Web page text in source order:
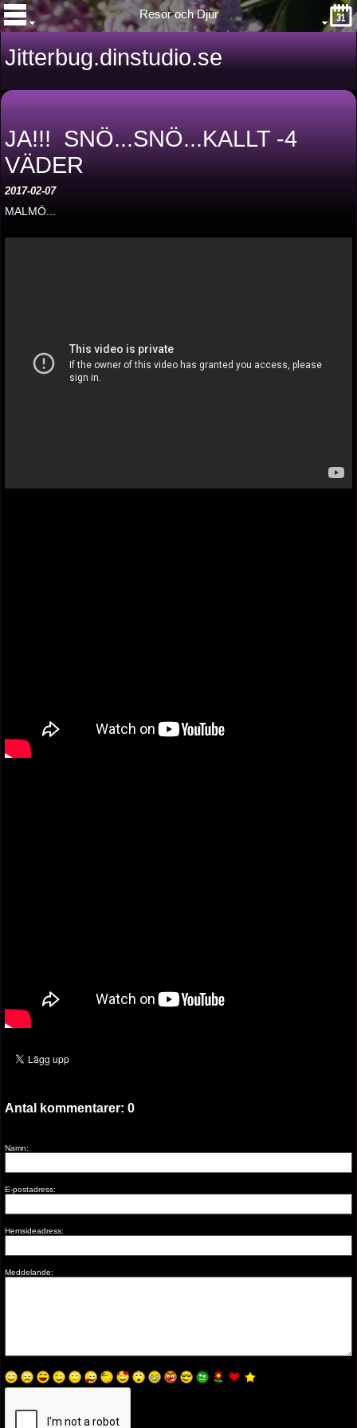
Jitterbug.dinstudio.se
Resor och Djur
JA!!! SNÖ...SNÖ...KALLT -4
VÄDER
2017-02-07
MALMÖ...
Antal kommentarer: 0
Namn:
E-postadress:
Hemsideadress:
Meddelande: